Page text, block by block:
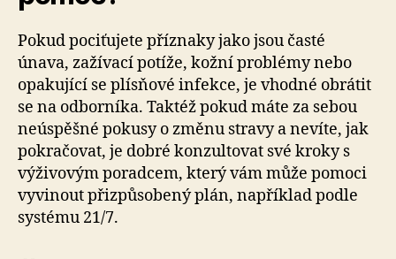
Pokud pociťujete příznaky jako jsou časté
únava, zažívací potíže, kožní problémy nebo
opakující se plísňové infekce, je vhodné obrátit
se na odborníka. Taktéž pokud máte za sebou
neúspěšné pokusy o změnu stravy a nevíte, jak
pokračovat, je dobré konzultovat své kroky s
výživovým poradcem, který vám může pomoci
vyvinout přizpůsobený plán, například podle
systému 21/7.